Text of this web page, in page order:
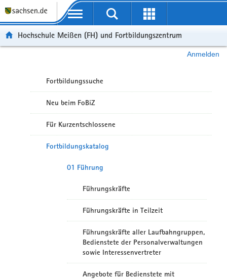
Portalübergreifende Navigation
Hochschule Meißen (FH) und Fortbildungszentrum
Anmelden
Fortbildungssuche
Neu beim FoBiZ
Für Kurzentschlossene
Fortbildungskatalog
01 Führung
Führungskräfte
Führungskräfte in Teilzeit
Führungskräfte aller Laufbahngruppen,
Bedienstete der Personalverwaltungen
sowie Interessenvertreter
Angebote für Bedienstete mit